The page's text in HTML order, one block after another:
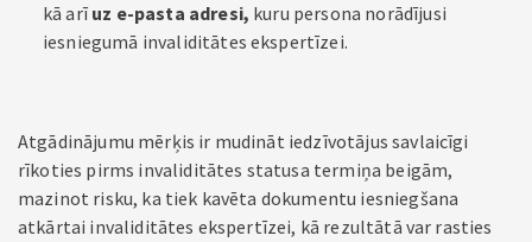
kā arī uz e-pasta adresi, kuru persona norādījusi
iesniegumā invaliditātes ekspertīzei.
Atgādinājumu mērķis ir mudināt iedzīvotājus savlaicīgi
rīkoties pirms invaliditātes statusa termiņa beigām,
mazinot risku, ka tiek kavēta dokumentu iesniegšana
atkārtai invaliditātes ekspertīzei, kā rezultātā var rasties